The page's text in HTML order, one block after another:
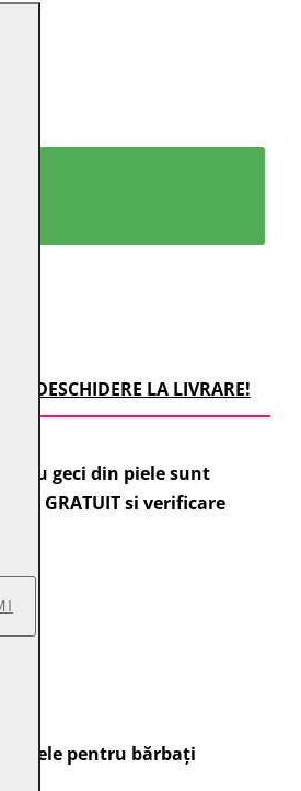
CU DESCHIDERE LA LIVRARE!
geci din piele sunt
GRATUIT si verificare
piele pentru bărbați